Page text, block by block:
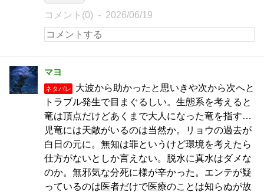
コメント(0) 2026/06/19
マヨ
ネタバレ
大波から助かったと思いきや次から次へと
トラブル発生で目まぐるしい。生態系を考えると
竜は頂点だけどあくまで大人になった竜を指す…
児竜には天敵がいるのは当然か。リョウの過去が
白日の元に。無知は罪というけど環境を考えたら
仕方がないとしか言えない。脱水に真水はダメな
のか。無邪気な分死に様が辛かった。エンテが疑
っているのは医者だけで医療のことは知らぬが故